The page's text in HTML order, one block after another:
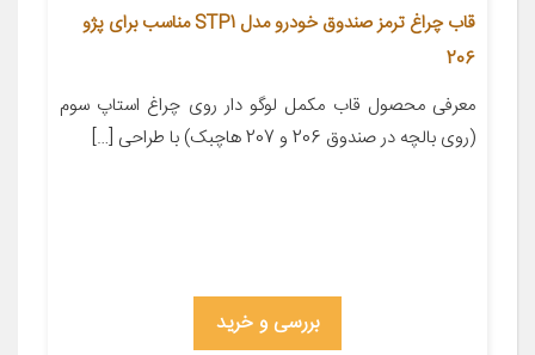
قاب چراغ ترمز صندوق خودرو مدل STP1 مناسب برای پژو
206
معرفی محصول قاب مکمل لوگو دار روی چراغ استاپ سوم
(روی بالچه در صندوق 206 و 207 هاچبک) با طراحی […]
بررسی و خرید